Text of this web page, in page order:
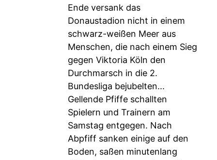
Ende versank das
Donaustadion nicht in einem
schwarz-weißen Meer aus
Menschen, die nach einem Sieg
gegen Viktoria Köln den
Durchmarsch in die 2.
Bundesliga bejubelten...
Gellende Pfiffe schallten
Spielern und Trainern am
Samstag entgegen. Nach
Abpfiff sanken einige auf den
Boden, saßen minutenlang